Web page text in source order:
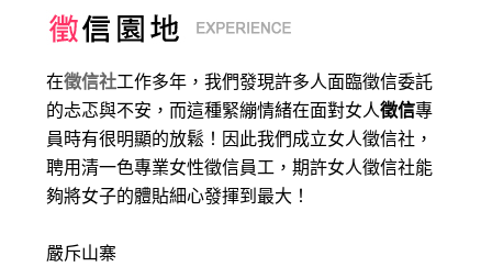
在徵信社工作多年，我們發現許多人面臨徵信委託
的忐忑與不安，而這種緊繃情緒在面對女人徵信專
員時有很明顯的放鬆！因此我們成立女人徵信社，
聘用清一色專業女性徵信員工，期許女人徵信社能
夠將女子的體貼細心發揮到最大 ！
嚴斥山寨